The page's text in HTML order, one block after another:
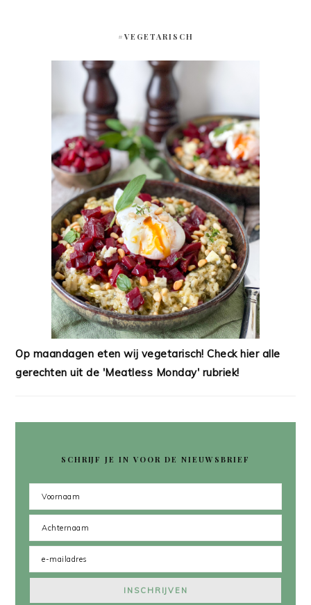
#VEGETARISCH
Op maandagen eten wij vegetarisch! Check hier alle
gerechten uit de 'Meatless Monday' rubriek!
SCHRIJF JE IN VOOR DE NIEUWSBRIEF